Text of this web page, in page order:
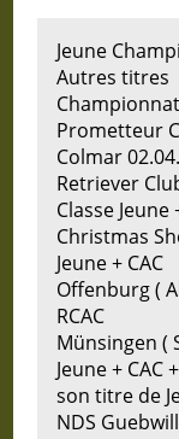
Jeune
Autres titres
Prometteur
Colmar
Retriever
Classe Jeune
Christmas
Jeune + CAC
Offenburg (
RCAC
Münsingen (
Jeune + CAC
son titre de
NDS